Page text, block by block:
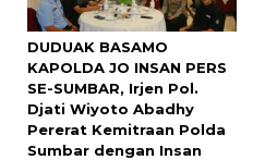
DUDUAK BASAMO
KAPOLDA JO INSAN PERS
SE-SUMBAR, Irjen Pol.
Djati Wiyoto Abadhy
Pererat Kemitraan Polda
Sumbar dengan Insan